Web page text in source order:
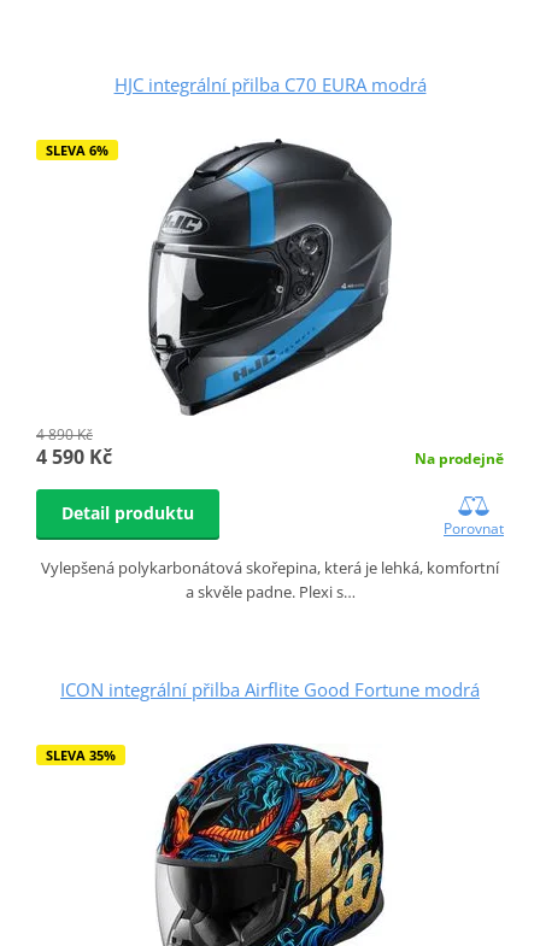
HJC integrální přilba C70 EURA modrá
SLEVA 6%
4 890 Kč
4 590 Kč Na prodejně
Detail produktu
Porovnat
Vylepšená polykarbonátová skořepina, která je lehká, komfortní
a skvěle padne. Plexi s…
ICON integrální přilba Airflite Good Fortune modrá
SLEVA 35%